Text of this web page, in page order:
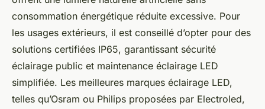
consommation énergétique réduite excessive. Pour
les usages extérieurs, il est conseillé d’opter pour des
solutions certifiées IP65, garantissant sécurité
éclairage public et maintenance éclairage LED
simplifiée. Les meilleures marques éclairage LED,
telles qu’Osram ou Philips proposées par Electroled,